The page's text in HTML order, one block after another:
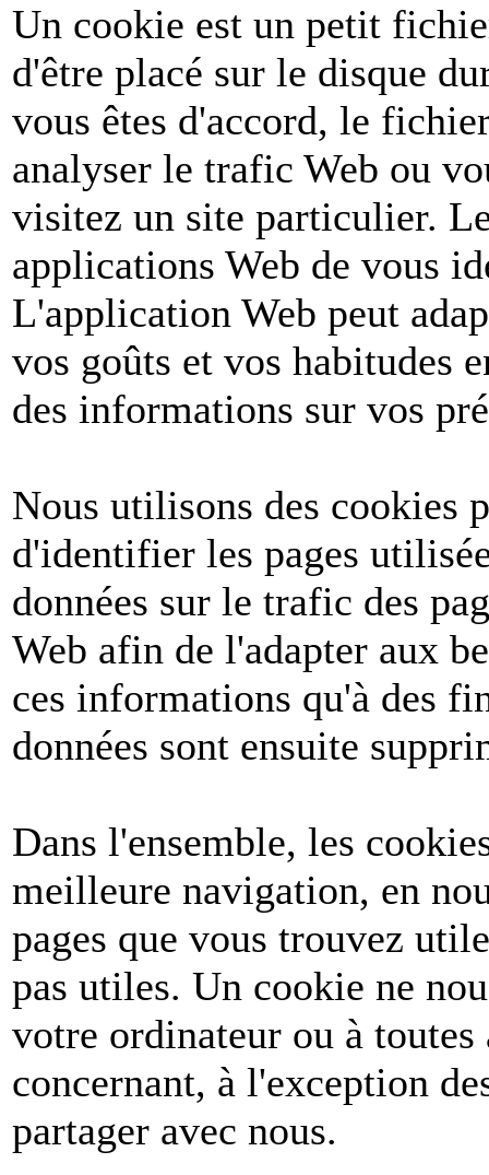
Un cookie est un petit
d'être placé sur le disque
vous êtes d'accord, le
analyser le trafic Web ou
visitez un site particulier.
applications Web de vous
L'application Web peut
vos goûts et vos habitudes
des informations sur vos
Nous utilisons des cookies
d'identifier les pages
données sur le trafic des
Web afin de l'adapter aux
ces informations qu'à des
données sont ensuite
Dans l'ensemble, les
meilleure navigation, en
pages que vous trouvez
pas utiles. Un cookie ne
votre ordinateur ou à
concernant, à l'exception
partager avec nous.